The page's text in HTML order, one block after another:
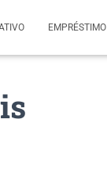
EMPRÉSTIMO